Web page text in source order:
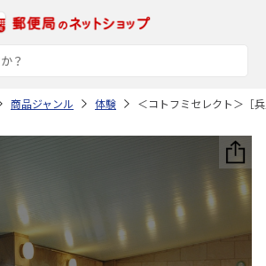
商品ジャンル 体験 ＜コトフミセレクト＞［